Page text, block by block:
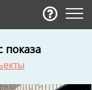
показа